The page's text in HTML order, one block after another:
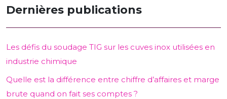
Dernières publications
Les défis du soudage TIG sur les cuves inox utilisées en
industrie chimique
Quelle est la différence entre chiffre d’affaires et marge
brute quand on fait ses comptes ?